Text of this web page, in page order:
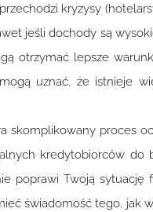
kryzysy
jeśli dochody są
otrzymać lepsze
uznać, że istnieje
skomplikowany proces
kredytobiorców
poprawi Twoją sytuację
świadomość tego, jak